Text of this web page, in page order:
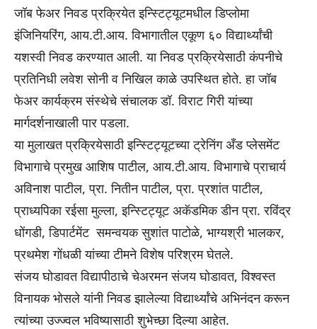
जॉब फेअर निवड प्रक्रियेत इन्स्टिट्यूटमधील डिप्लोमा
इंजिनियरिंग, आय.टी.आय. विभागातील एकूण ६० विद्यार्थ्यांची
यशस्वी निवड करण्यात आली. या निवड प्रक्रियेसाठी कंपनीचे
प्रतिनिधी लवेश सोनी व निखिल काळे उपस्थित होते. हा जॉब
फेअर कार्यक्रम संस्थेचे संचालक डॉ. विराट गिरी यांच्या
मार्गदर्शनाखाली पार पडला.
या मुलाखत प्रक्रियेसाठी इन्स्टिट्यूटच्या ट्रेनिंग अँड प्लेसमेंट
विभागाचे प्रमुख आशिष पाटील, आय.टी.आय. विभागाचे प्राचार्य
अविनाश पाटील, प्रा. नितीन पाटील, प्रा. प्रशांत पाटील,
प्राध्यपिका रईसा मुल्ला, इन्स्टिट्यूट अकॅडमिक डीन प्रा. रविंद्र
धोंगडी, डिपार्टमेंट समन्वयक सुशांत पाटोळे, भाग्यश्री भालकर,
प्रथमेश गोंधळी यांच्या टीमने विशेष परिश्रम घेतले.
संजय घोडावत विद्यापीठाचे चेअरमन संजय घोडावत, विश्वस्त
विनायक भोसले यांनी निवड झालेल्या विद्यार्थ्यांचे अभिनंदन करून
त्यांच्या उज्ज्वल भविष्यासाठी शुभेच्छा दिल्या आहेत.